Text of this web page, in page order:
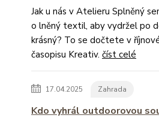
Jak u nás v Atelieru Splněný
o lněný textil, aby vydržel po
krásný? To se dočtete v
časopisu Kreativ. číst celé
17.04.2025 Zahrada
Kdo vyhrál outdoorovou